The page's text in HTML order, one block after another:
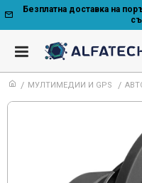
Безплатна доставка на
МУЛТИМЕДИИ И GPS